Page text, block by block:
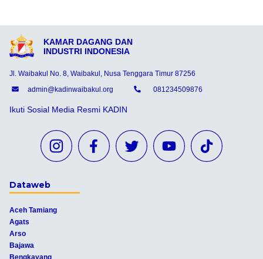
KAMAR DAGANG DAN
INDUSTRI INDONESIA
Jl. Waibakul No. 8, Waibakul, Nusa Tenggara Timur 87256
admin@kadinwaibakul.org
081234509876
Ikuti Sosial Media Resmi KADIN
Dataweb
Aceh Tamiang
Agats
Arso
Bajawa
Bengkayang